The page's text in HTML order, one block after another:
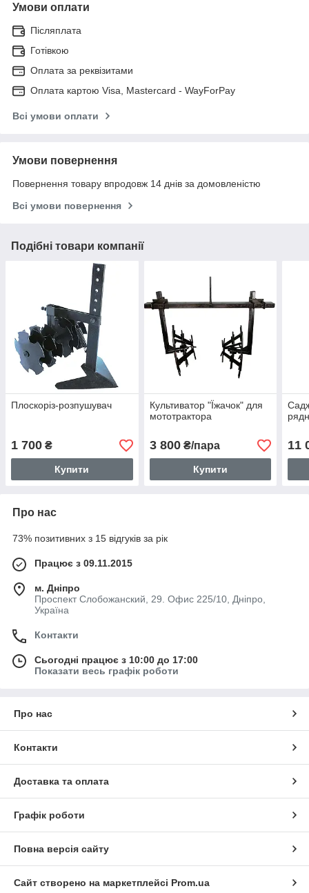
Умови оплати
Післяплата
Готівкою
Оплата за реквізитами
Оплата картою Visa, Mastercard - WayForPay
Всі умови оплати
Умови повернення
Повернення товару впродовж 14 днів за домовленістю
Всі умови повернення
Подібні товари компанії
Плоскоріз-розпушувач
1 700 ₴
Купити
Культиватор "Їжачок" для
мототрактора
3 800₴/пара
Купити
11
Про нас
73% позитивних з 15 відгуків за рік
Працює з 09.11.2015
м. Дніпро
Проспект Слобожанский, 29. Офис 225/10, Дніпро,
Україна
Контакти
Сьогодні працює з 10:00 до 17:00
Показати весь графік роботи
Про нас
Контакти
Доставка та оплата
Графік роботи
Повна версія сайту
Сайт створено на маркетплейсі Prom.ua